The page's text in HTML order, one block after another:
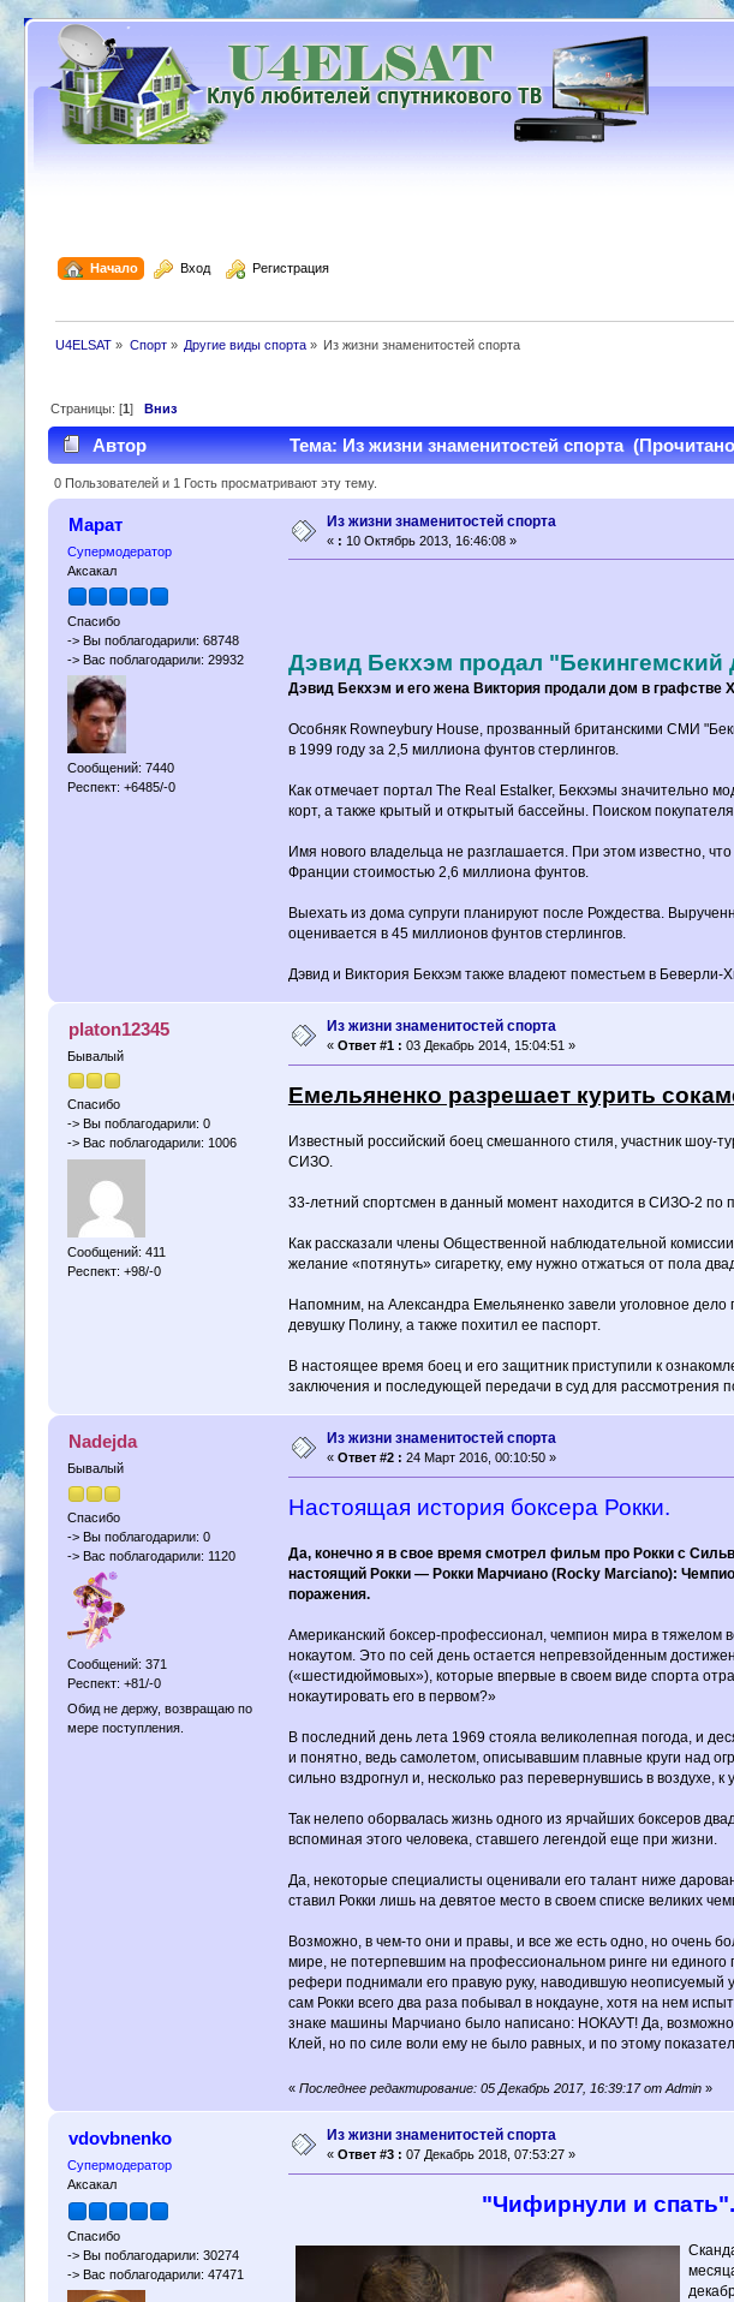
Начало Вход Регистрация
U4ELSAT » Спорт» Другие виды спорта » Из жизни знаменитостей спорта
Страницы: [1]Вниз
Автор Тема: Из жизни знаменитостей спорта (Прочитано
0 Пользователей и 1 Гость просматривают эту тему.
Марат
Супермодератор
Аксакал
Спасибо
-> Вы поблагодарили: 68748
-> Вас поблагодарили: 29932
Сообщений: 7440
Респект: +6485/-0
Из жизни знаменитостей спорта
« : 10 Октябрь 2013, 16:46:08 »
Дэвид Бекхэм продал "Бекингемский
Дэвид Бекхэм и его жена Виктория продали дом в графстве
Особняк Rowneybury House, прозванный британскими СМИ
в 1999 году за 2,5 миллиона фунтов стерлингов.
Как отмечает портал The Real Estalker, Бекхэмы значительно
корт, а также крытый и открытый бассейны. Поиском
Имя нового владельца не разглашается. При этом известно,
Франции стоимостью 2,6 миллиона фунтов.
Выехать из дома супруги планируют после Рождества.
оценивается в 45 миллионов фунтов стерлингов.
Дэвид и Виктория Бекхэм также владеют поместьем в
platon12345
Бывалый
Спасибо
-> Вы поблагодарили: 0
-> Вас поблагодарили: 1006
Сообщений: 411
Респект: +98/-0
Из жизни знаменитостей спорта
«Ответ #1 : 03 Декабрь 2014, 15:04:51 »
Емельяненко разрешает курить
Известный российский боец смешанного стиля, участник шоу-
СИЗО.
33-летний спортсмен в данный момент находится в СИЗО-2
Как рассказали члены Общественной наблюдательной
желание «потянуть» сигаретку, ему нужно отжаться от пола
Напомним, на Александра Емельяненко завели уголовное
девушку Полину, а также похитил ее паспорт.
В настоящее время боец и его защитник приступили к
заключения и последующей передачи в суд для рассмотрения
Nadejda
Бывалый
Спасибо
-> Вы поблагодарили: 0
-> Вас поблагодарили: 1120
Сообщений: 371
Респект: +81/-0
Обид не держу, возвращаю по
мере поступления.
Из жизни знаменитостей спорта
«Ответ #2 : 24 Март 2016, 00:10:50 »
Настоящая история боксера Рокки.
Да, конечно я в свое время смотрел фильм про Рокки с
настоящий Рокки — Рокки Марчиано (Rocky Marciano):
поражения.
Американский боксер-профессионал, чемпион мира в тяжелом
нокаутом. Это по сей день остается непревзойденным
(«шестидюймовых»), которые впервые в своем виде спорта
нокаутировать его в первом?»
В последний день лета 1969 стояла великолепная погода, и
и понятно, ведь самолетом, описывавшим плавные круги над
сильно вздрогнул и, несколько раз перевернувшись в
Так нелепо оборвалась жизнь одного из ярчайших боксеров
вспоминая этого человека, ставшего легендой еще при жизни.
Да, некоторые специалисты оценивали его талант ниже
ставил Рокки лишь на девятое место в своем списке великих
Возможно, в чем-то они и правы, и все же есть одно, но очень
мире, не потерпевшим на профессиональном ринге ни
рефери поднимали его правую руку, наводившую неописуемый
сам Рокки всего два раза побывал в нокдауне, хотя на нем
знаке машины Марчиано было написано: НОКАУТ! Да, возможно,
Клей, но по силе воли ему не было равных, и по этому
« Последнее редактирование: 05 Декабрь 2017, 16:39:17 от Admin»
vdovbnenko
Супермодератор
Аксакал
Спасибо
-> Вы поблагодарили: 30274
-> Вас поблагодарили: 47471
Из жизни знаменитостей спорта
«Ответ #3 : 07 Декабрь 2018, 07:53:27 »
"Чифирнули и